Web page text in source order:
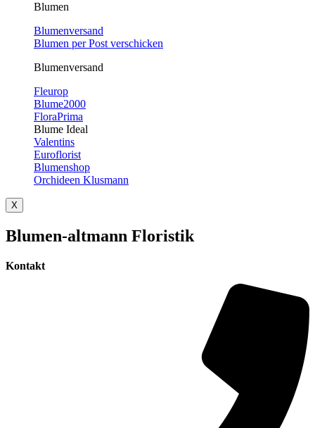
Blumen
Blumenversand
Blumen per Post verschicken
Blumenversand
Fleurop
Blume2000
FloraPrima
Blume Ideal
Valentins
Euroflorist
Blumenshop
Orchideen Klusmann
X
Blumen-altmann Floristik
Kontakt